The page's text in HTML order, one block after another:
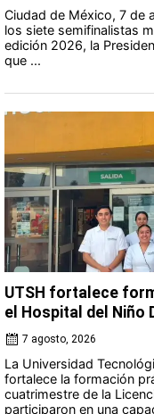
Ciudad de México, 7 de
los siete semifinalistas
edición 2026, la
que ...
UTSH fortalece
el Hospital del Niño
7 agosto, 2026
La Universidad
fortalece la formación
cuatrimestre de la
participaron en una